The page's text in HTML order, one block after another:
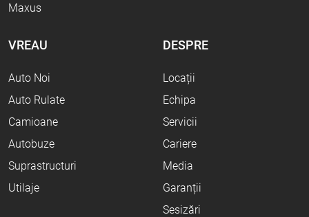
Maxus
VREAU
Auto Noi
Auto Rulate
Camioane
Autobuze
Suprastructuri
Utilaje
DESPRE
Locații
Echipa
Servicii
Cariere
Media
Garanții
Sesizări